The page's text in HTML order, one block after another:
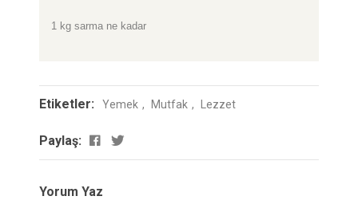
1 kg sarma ne kadar
Etiketler: Yemek Mutfak Lezzet
Paylaş:
Yorum Yaz